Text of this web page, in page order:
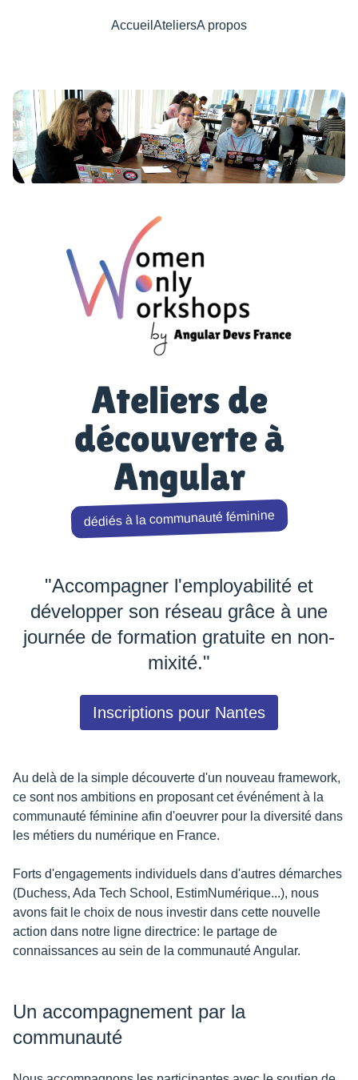
Accueil AteliersA propos
Ateliers de
découverte à
Angular
dédiés à la communauté féminine
"Accompagner l'employabilité et
développer son réseau grâce à une
journée de formation gratuite en non-
mixité."
Inscriptions pour Nantes
Au delà de la simple découverte d'un nouveau framework,
ce sont nos ambitions en proposant cet événément à la
communauté féminine afin d'oeuvrer pour la diversité dans
les métiers du numérique en France.
Forts d'engagements individuels dans d'autres démarches
(Duchess, Ada Tech School, EstimNumérique...), nous
avons fait le choix de nous investir dans cette nouvelle
action dans notre ligne directrice: le partage de
connaissances au sein de la communauté Angular.
Un accompagnement par la
communauté